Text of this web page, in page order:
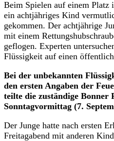
Beim Spielen auf einem
ein achtjähriges Kind
gekommen. Der achtjährige
mit einem
geflogen. Experten
Flüssigkeit auf einen
Bei der unbekannten
den ersten Angaben der
teilte die zuständige Bonner
Sonntagvormittag (7.
Der Junge hatte nach ersten
Freitagabend mit anderen